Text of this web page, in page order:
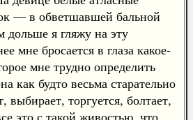
— в обветшавшей бальной
я гляжу на эту
мне бросается в глаза какое-
мне трудно определить
как будто весьма старательно
выбирает, торгуется, болтает,
это с такой живостью, что